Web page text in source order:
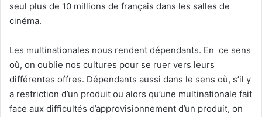
seul plus de 10 millions de français dans les salles de
cinéma.
Les multinationales nous rendent dépendants. En ce sens
où, on oublie nos cultures pour se ruer vers leurs
différentes offres. Dépendants aussi dans le sens où, s’il y
a restriction d’un produit ou alors qu’une multinationale fait
face aux difficultés d’approvisionnement d’un produit, on